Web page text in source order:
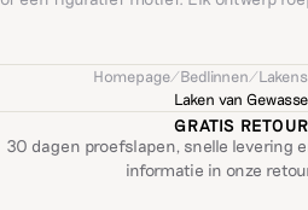
Homepage/Bedlinnen/Lakens
Laken van
GRATIS
30 dagen proefslapen, snelle levering
informatie in onze